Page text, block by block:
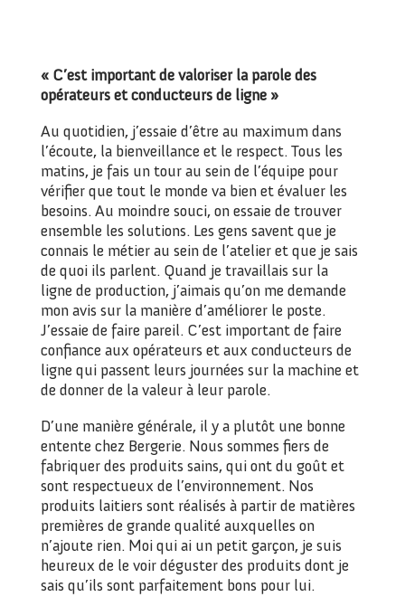
« C’est important de valoriser la parole des
opérateurs et conducteurs de ligne »
Au quotidien, j’essaie d’être au maximum dans
l’écoute, la bienveillance et le respect. Tous les
matins, je fais un tour au sein de l’équipe pour
vérifier que tout le monde va bien et évaluer les
besoins. Au moindre souci, on essaie de trouver
ensemble les solutions. Les gens savent que je
connais le métier au sein de l’atelier et que je sais
de quoi ils parlent. Quand je travaillais sur la
ligne de production, j’aimais qu’on me demande
mon avis sur la manière d’améliorer le poste.
J’essaie de faire pareil. C’est important de faire
confiance aux opérateurs et aux conducteurs de
ligne qui passent leurs journées sur la machine et
de donner de la valeur à leur parole.
D’une manière générale, il y a plutôt une bonne
entente chez Bergerie. Nous sommes fiers de
fabriquer des produits sains, qui ont du goût et
sont respectueux de l’environnement. Nos
produits laitiers sont réalisés à partir de matières
premières de grande qualité auxquelles on
n’ajoute rien. Moi qui ai un petit garçon, je suis
heureux de le voir déguster des produits dont je
sais qu’ils sont parfaitement bons pour lui.